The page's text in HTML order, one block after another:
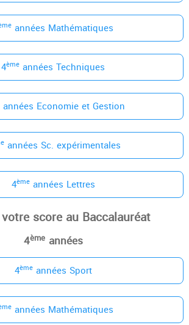
années Mathématiques
4ème années Techniques
années Economie et Gestion
années Sc. expérimentales
4èmeannées Lettres
score au Baccalauréat
4èmeannées
4èmeannées Sport
années Mathématiques